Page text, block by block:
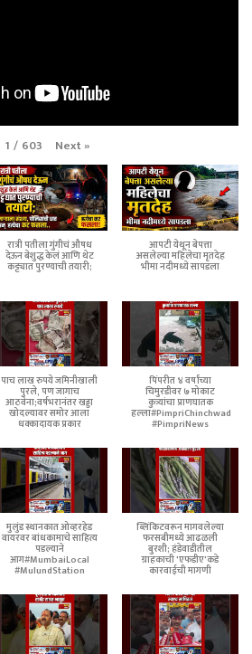
1 / 603 Next»
रात्री पतीला गुंगीचं औषध
देऊन बेशुद्ध केलं आणि थेट
कट्ट्यात पुरण्याची तयारी;
आपटी येथून बेपत्ता
असलेल्या महिलेचा मृतदेह
भीमा नदीमध्ये सापडला
पाच लाख रुपये जमिनीखाली
पुरले, पण जागाच
आठवेना;वर्षभरानंतर खड्डा
खोदल्यावर समोर आला
धक्कादायक प्रकार
पिंपरीत ४ वर्षांच्या
चिमुरडीवर ७ मोकाट
कुत्र्यांचा प्राणघातक
हल्ला#PimpriChinchwad
#PimpriNews
मुलुंड स्थानकात ओव्हरहेड
वायरवर बांधकामाचे साहित्य
पडल्याने
आग#MumbaiLocal
#MulundStation
ब्लिंकिटवरून मागवलेल्या
फरसबीमध्ये आढळली
बुरशी; हंडेवाडीतील
ग्राहकाची 'एफडीए'कडे
कारवाईची मागणी